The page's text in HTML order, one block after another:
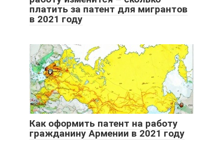
платить за патент для мигрантов
в 2021 году
Как оформить патент на работу
гражданину Армении в 2021 году